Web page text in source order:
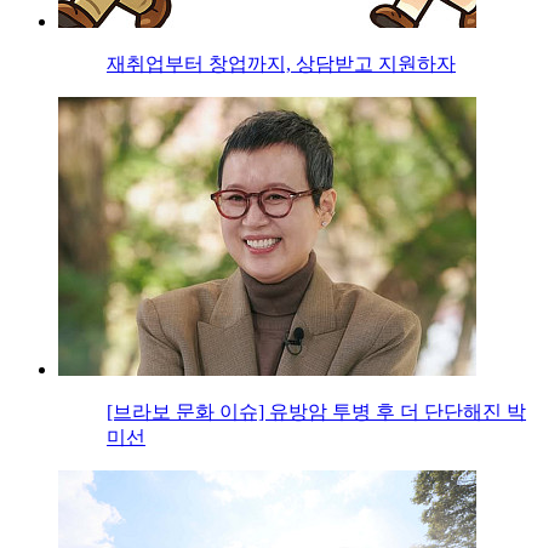
재취업부터 창업까지, 상담받고 지원하자
[브라보 문화 이슈] 유방암 투병 후 더 단단해진 박
미선